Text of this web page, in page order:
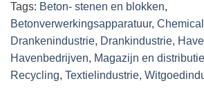
Tags: Beton- stenen en blokken,
Betonverwerkingsapparatuur,
Drankenindustrie, Drankindustrie,
Havenbedrijven, Magazijn en distributie
Recycling, Textielindustrie,